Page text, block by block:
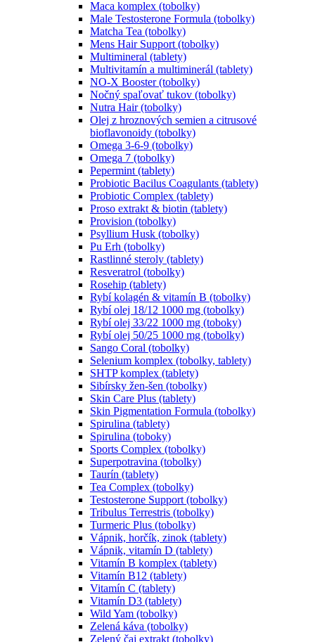
Maca komplex (tobolky)
Male Testosterone Formula (tobolky)
Matcha Tea (tobolky)
Mens Hair Support (tobolky)
Multimineral (tablety)
Multivitamín a multiminerál (tablety)
NO-X Booster (tobolky)
Nočný spaľovať tukov (tobolky)
Nutra Hair (tobolky)
Olej z hroznových semien a citrusové
bioflavonoidy (tobolky)
Omega 3-6-9 (tobolky)
Omega 7 (tobolky)
Pepermint (tablety)
Probiotic Bacilus Coagulants (tablety)
Probiotic Complex (tablety)
Proso extrakt & biotin (tablety)
Provision (tobolky)
Psyllium Husk (tobolky)
Pu Erh (tobolky)
Rastlinné steroly (tablety)
Resveratrol (tobolky)
Rosehip (tablety)
Rybí kolagén & vitamín B (tobolky)
Rybí olej 18/12 1000 mg (tobolky)
Rybí olej 33/22 1000 mg (toboky)
Rybí olej 50/25 1000 mg (tobolky)
Sango Coral (tobolky)
Selenium komplex (tobolky, tablety)
SHTP komplex (tablety)
Sibírsky žen-šen (tobolky)
Skin Care Plus (tablety)
Skin Pigmentation Formula (tobolky)
Spirulina (tablety)
Spirulina (toboky)
Sports Complex (tobolky)
Superpotravina (tobolky)
Taurín (tablety)
Tea Complex (tobolky)
Testosterone Support (tobolky)
Tribulus Terrestris (tobolky)
Turmeric Plus (tobolky)
Vápnik, horčík, zinok (tablety)
Vápnik, vitamín D (tablety)
Vitamín B komplex (tablety)
Vitamín B12 (tablety)
Vitamín C (tablety)
Vitamín D3 (tablety)
Wild Yam (tobolky)
Zelená káva (tobolky)
Zelený čaj extrakt (tobolky)